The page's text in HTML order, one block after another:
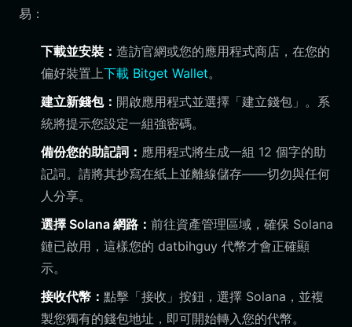
易：
下載並安裝： 造訪官網或您的應用程式商店，在您的
偏好裝置上下載 Bitget Wallet。
建立新錢包： 開啟應用程式並選擇「建立錢包」。系
統將提示您設定一組強密碼。
備份您的助記詞： 應用程式將生成一組 12 個字的助
記詞。請將其抄寫在紙上並離線儲存——切勿與任何
人分享。
選擇 Solana 網路： 前往資產管理區域，確保 Solana
鏈已啟用，這樣您的 datbihguy 代幣才會正確顯
示。
接收代幣： 點擊「接收」按鈕，選擇 Solana，並複
製您獨有的錢包地址，即可開始轉入您的代幣。